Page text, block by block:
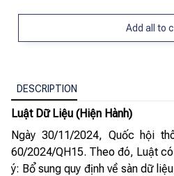
Add all to
DESCRIPTION
Luật Dữ Liệu (Hiện Hành)
Ngày 30/11/2024, Quốc hội
60/2024/QH15. Theo đó, Luật
ý: Bổ sung quy định về sàn dữ